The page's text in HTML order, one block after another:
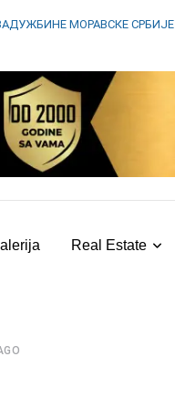
МОРАВСКЕ СРБИЈЕ
Real Estate